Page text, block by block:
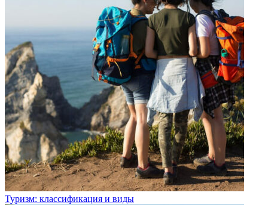
Туризм: классификация и виды